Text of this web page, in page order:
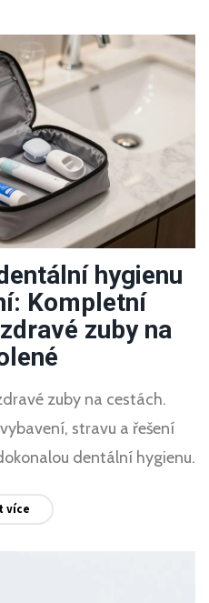
hygienu
Kompletní
zuby na
zuby na cestách.
stravu a řešení
dentální hygienu.
více